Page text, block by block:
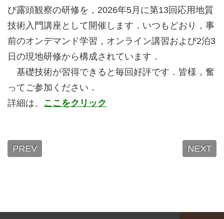
び露頭観察の研修を，2026年5月に第13回応用地質
技術入門講座として開催します．いつもどおり，事
前のオンデマンド学習，オンライン講習および2泊3
日の現地研修から構成されています．
基礎技術が習得できると毎回好評です．皆様，奮
ってご参加ください．
詳細は、 ここをクリック
PREV NEXT